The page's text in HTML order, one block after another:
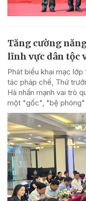
Tăng cường
lĩnh vực dân tộc
Phát biểu khai mạc
tác pháp chế, Thứ
Hà nhấn mạnh vai trò
một "gốc", "bệ phóng"